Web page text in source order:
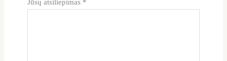
Jūsų atsiliepimas *